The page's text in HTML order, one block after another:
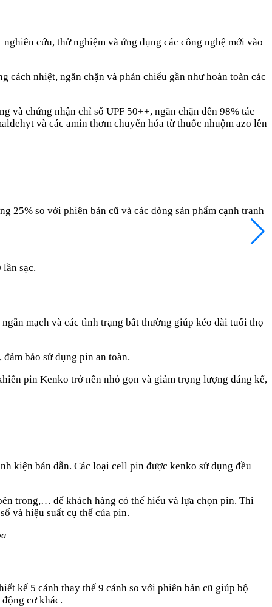
cứu, thử nghiệm và ứng dụng các công nghệ mới vào
nhiệt, ngăn chặn và phản chiếu gần như hoàn toàn các
và chứng nhận chỉ số UPF 50++, ngăn chặn đến 98% tác
và các amin thơm chuyển hóa từ thuốc nhuộm azo lên
so với phiên bản cũ và các dòng sản phẩm cạnh tranh
sạc.
mạch và các tình trạng bất thường giúp kéo dài tuổi thọ
bảo sử dụng pin an toàn.
pin Kenko trở nên nhỏ gọn và giảm trọng lượng đáng kể,
kiện bán dẫn. Các loại cell pin được kenko sử dụng đều
trong,… để khách hàng có thể hiểu và lựa chọn pin. Thì
và hiệu suất cụ thể của pin.
kế 5 cánh thay thế 9 cánh so với phiên bản cũ giúp bộ
cơ khác.